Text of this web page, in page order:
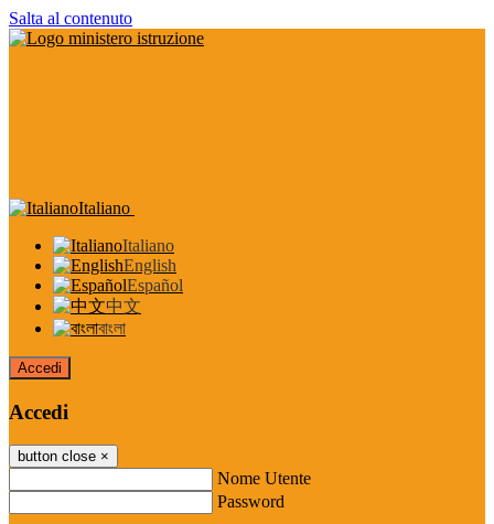
Salta al contenuto
Italiano
Italiano
English
Español
中文
বাংলা
Accedi
Accedi
button close ×
Nome Utente
Password